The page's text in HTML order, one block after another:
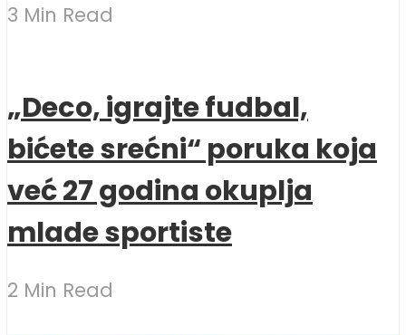
3 Min Read
„Deco, igrajte fudbal,
bićete srećni“ poruka koja
već 27 godina okuplja
mlade sportiste
2 Min Read